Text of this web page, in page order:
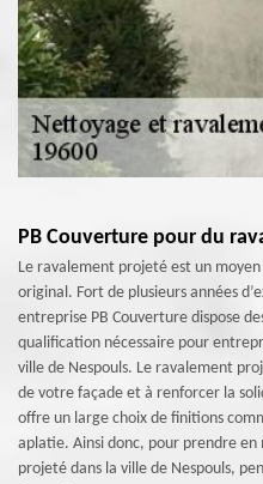
PB Couverture pour du
Le ravalement projeté est un
original. Fort de plusieurs années
entreprise PB Couverture dispose
qualification nécessaire pour
ville de Nespouls. Le ravalement
de votre façade et à renforcer la
offre un large choix de finitions
aplatie. Ainsi donc, pour prendre
projeté dans la ville de Nespouls,